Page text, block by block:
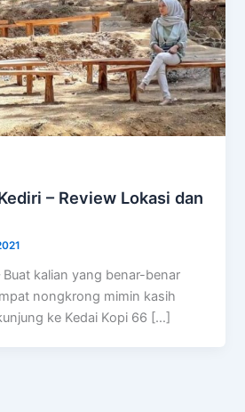
– Review Lokasi dan
kalian yang benar-benar
nongkrong mimin kasih
ke Kedai Kopi 66 […]